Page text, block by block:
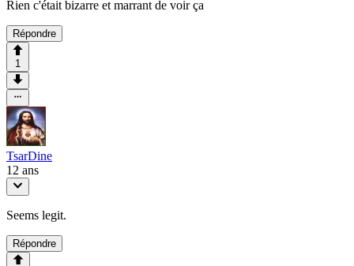
Rien c'était bizarre et marrant de voir ça
Répondre
1
TsarDine
12 ans
Seems legit.
Répondre